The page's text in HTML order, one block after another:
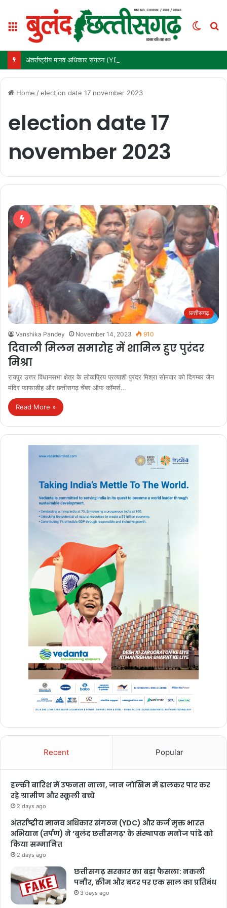
Menu
Switch
Home /election date 17 november 2023
election date 17
november 2023
छत्तीसगढ़
Vanshika Pandey November 14, 2023 910
दिवाली मिलन समारोह में शामिल हुए पुरंदर
मिश्रा
रायपुर उत्तर विधानसभा क्षेत्र के लोकप्रिय प्रत्याशी पुरंदर मिश्रा सोमवार को दिगम्बर जैन
मंदिर फाफाडीह और छत्तीसगढ़ चेंबर ऑफ कॉमर्स…
Read More »
Recent Popular
हल्की बारिश में उफनता नाला, जान जोखिम में डालकर पार कर
रहे ग्रामीण और स्कूली बच्चे
2 days ago
अंतर्राष्ट्रीय मानव अधिकार संगठन (YDC) और कर्ज मुक्त भारत
अभियान (तर्पण) ने ‘बुलंद छत्तीसगढ़’ के संस्थापक मनोज पांडे को
किया सम्मानित
2 days ago
छत्तीसगढ़ सरकार का बड़ा फैसला: नकली
पनीर, क्रीम और बटर पर एक साल का प्रतिबंध
3 days ago